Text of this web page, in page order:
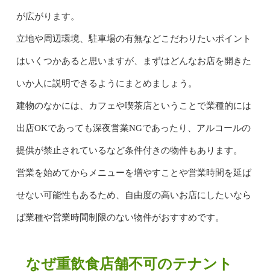
が広がります。
立地や周辺環境、駐車場の有無などこだわりたいポイント
はいくつかあると思いますが、まずはどんなお店を開きた
いか人に説明できるようにまとめましょう。
建物のなかには、カフェや喫茶店ということで業種的には
出店OKであっても深夜営業NGであったり、アルコールの
提供が禁止されているなど条件付きの物件もあります。
営業を始めてからメニューを増やすことや営業時間を延ば
せない可能性もあるため、自由度の高いお店にしたいなら
ば業種や営業時間制限のない物件がおすすめです。
なぜ重飲食店舗不可のテナント